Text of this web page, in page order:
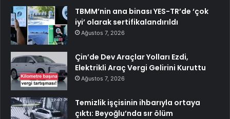
TBMM’nin ana binası YES-TR’de ‘çok
iyi’ olarak sertifikalandırıldı
Ağustos 7, 2026
Çin’de Dev Araçlar Yolları Ezdi,
Elektrikli Araç Vergi Gelirini Kuruttu
Ağustos 7, 2026
Temizlik işçisinin ihbarıyla ortaya
çıktı: Beyoğlu’nda sır ölüm